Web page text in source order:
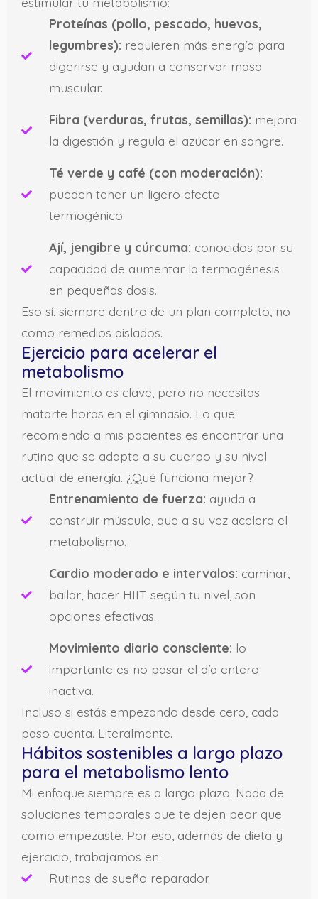
Proteínas (pollo, pescado, huevos,
legumbres): requieren más energía para
digerirse y ayudan a conservar masa
muscular.
Fibra (verduras, frutas, semillas): mejora
la digestión y regula el azúcar en sangre.
Té verde y café (con moderación):
pueden tener un ligero efecto
termogénico.
Ají, jengibre y cúrcuma: conocidos por su
capacidad de aumentar la termogénesis
en pequeñas dosis.
Eso sí, siempre dentro de un plan completo, no
como remedios aislados.
Ejercicio para acelerar el
metabolismo
El movimiento es clave, pero no necesitas
matarte horas en el gimnasio. Lo que
recomiendo a mis pacientes es encontrar una
rutina que se adapte a su cuerpo y su nivel
actual de energía. ¿Qué funciona mejor?
Entrenamiento de fuerza: ayuda a
construir músculo, que a su vez acelera el
metabolismo.
Cardio moderado e intervalos: caminar,
bailar, hacer HIIT según tu nivel, son
opciones efectivas.
Movimiento diario consciente: lo
importante es no pasar el día entero
inactiva.
Incluso si estás empezando desde cero, cada
paso cuenta. Literalmente.
Hábitos sostenibles a largo plazo
para el metabolismo lento
Mi enfoque siempre es a largo plazo. Nada de
soluciones temporales que te dejen peor que
como empezaste. Por eso, además de dieta y
ejercicio, trabajamos en:
Rutinas de sueño reparador.